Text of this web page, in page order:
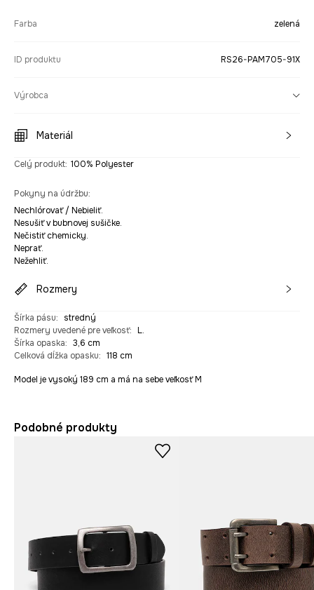
Farba zelená
ID produktu RS26-PAM705-91X
Výrobca
Materiál
Celý produkt: 100% Polyester
Pokyny na údržbu:
Nechlórovať / Nebieliť.
Nesušiť v bubnovej sušičke.
Nečistiť chemicky.
Neprať.
Nežehliť.
Rozmery
Šírka pásu:
stredný
Rozmery uvedené pre veľkosť: L.
Šírka opaska: 3,6 cm
Celková dĺžka opasku: 118 cm
Model je vysoký 189 cm a má na sebe veľkosť M
Podobné produkty